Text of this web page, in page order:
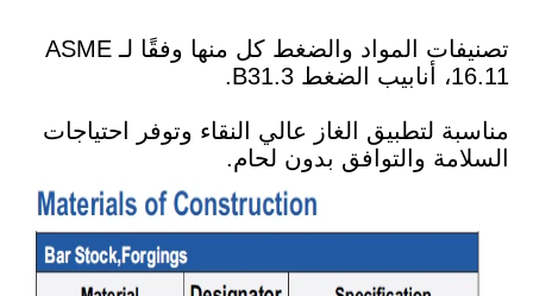
تصنيفات المواد والضغط كل منها وفقًا لـ ASME
16.11، أنابيب الضغط B31.3.
مناسبة لتطبيق الغاز عالي النقاء وتوفر احتياجات
السلامة والتوافق بدون لحام.